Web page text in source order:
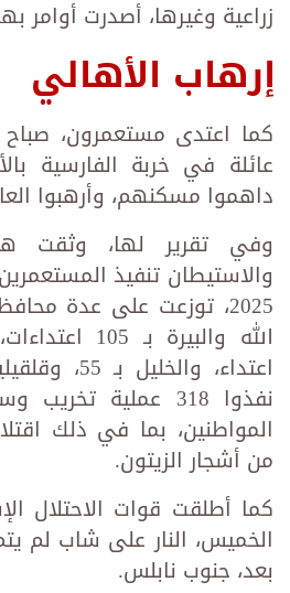
زراعية وغيرها، أصدرت أوامر بهدم 131 منشأة
إرهاب الأهالي
كما اعتدى مستعمرون،
عائلة في خربة الفارسية
داهموا مسكنهم، وأرهبوا
وفي تقرير لها، وثقت
2025، توزعت على عدة
نفذوا 318 عملية
من أشجار الزيتون.
كما أطلقت قوات الاحتلال
الخميس، النار على شاب لم
بعد، جنوب نابلس.